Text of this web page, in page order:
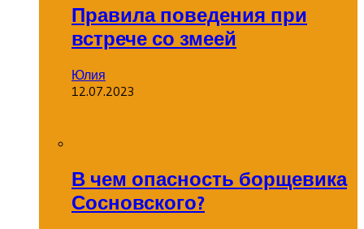
Правила поведения при
встрече со змеей
Юлия
12.07.2023
В чем опасность борщевика
Сосновского?